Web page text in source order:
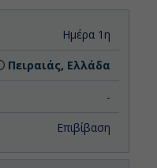
ΑΝΑΧΩΡΗΣΗ
Ημέρα 1η
Πειραιάς, Ελλάδα
-
Επιβίβαση